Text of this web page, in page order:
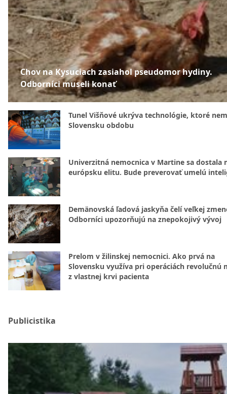
Chov na Kysuciach zasiahol pseudomor hydiny.
Odborníci museli konať
Tunel Višňové ukrýva technológie, ktoré
Slovensku obdobu
Univerzitná nemocnica v Martine sa dostala
európsku elitu. Bude preverovať umelú
Demänovská ľadová jaskyňa čelí veľkej
Odborníci upozorňujú na znepokojivý vývoj
Prelom v žilinskej nemocnici. Ako prvá na
Slovensku využíva pri operáciách revolučnú
z vlastnej krvi pacienta
Publicistika